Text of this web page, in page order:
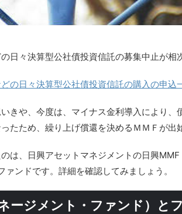
日々決算型公社債投資信託の募集中止が相
の日々決算型公社債投資信託の購入の申込
きや、今度は、マイナス金利導入により、
たため、繰り上げ償還を決めるＭＭＦが出
は、日興アセットマネジメントの日興
ンドです。詳細を確認してみましょう。
ージメント・ファンド）と